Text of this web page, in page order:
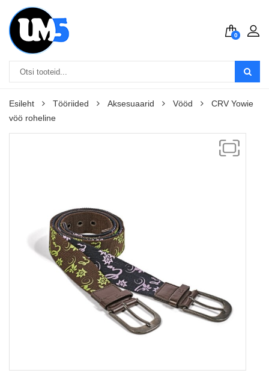
0
Esileht Tööriided Aksesuaarid Vööd
CRV Yowie
vöö roheline